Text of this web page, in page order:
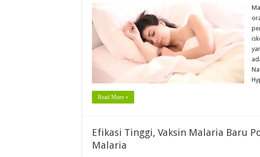
Read More »
Efikasi Tinggi, Vaksin Malaria Baru
Malaria